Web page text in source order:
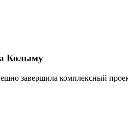
Колыму
завершила комплексный